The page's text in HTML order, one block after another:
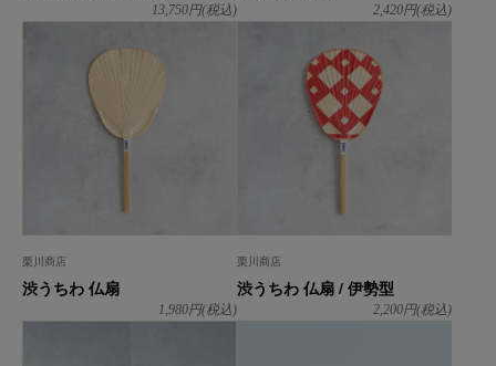
13,750円(税込) 2,420円(税込)
栗川商店
渋うちわ 仏扇
1,980円(税込)
栗川商店
渋うちわ 仏扇 / 伊勢型
2,200円(税込)